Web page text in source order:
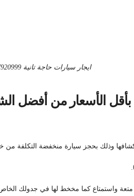
ايجار سيارات حاجة تانية 010997920999
الأسعارمن أفضل
وذلك بحجز سيارة منخفضة التكلفة من
واستمتاع كما مخخط لها في جدولك